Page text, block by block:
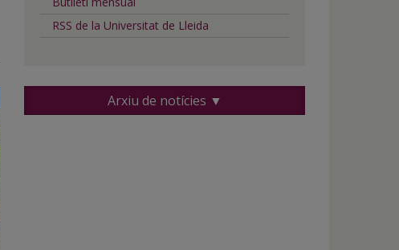
RSS de la Universitat de Lleida
Arxiu de notícies ▼